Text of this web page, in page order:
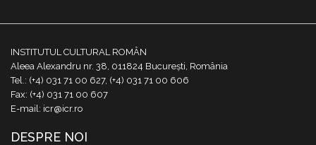
INSTITUTUL CULTURAL ROMÂN
Aleea Alexandru nr. 38, 011824 București, România
Tel.: (+4) 031 71 00 627, (+4) 031 71 00 606
Fax: (+4) 031 71 00 607
E-mail: icr@icr.ro
DESPRE NOI